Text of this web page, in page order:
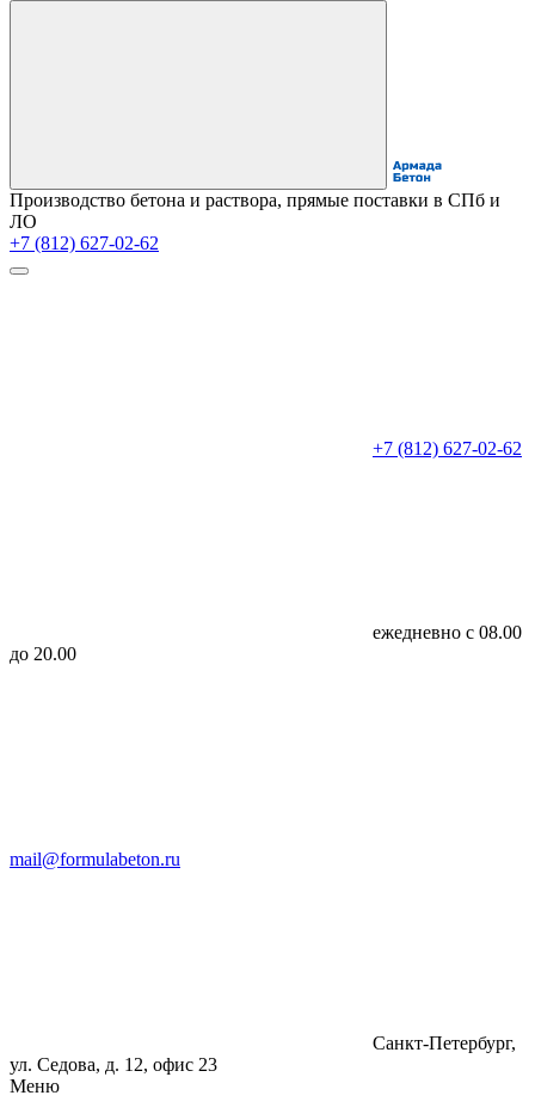
Производство бетона и раствора, прямые поставки в СПб и
ЛО
+7 (812) 627-02-62
+7 (812) 627-02-62
ежедневно с 08.00
до 20.00
mail@formulabeton.ru
Санкт-Петербург,
ул. Седова, д. 12, офис 23
Меню